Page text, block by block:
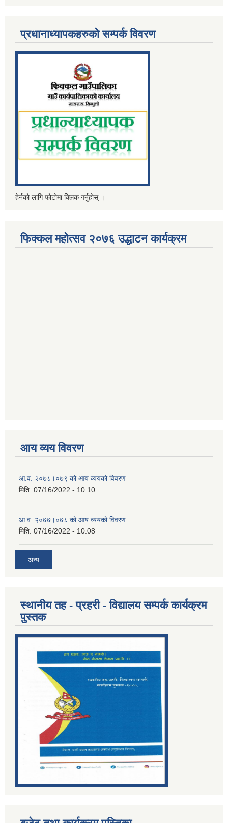
प्रधानाध्यापकहरुको सम्पर्क विवरण
हेर्नको लागि फोटोमा क्लिक गर्नुहोस् ।
फिक्कल महोत्सव २०७६ उद्धाटन कार्यक्रम
आय व्यय विवरण
आ.व. २०७८।०७९ को आय व्ययको विवरण
मिति: 07/16/2022 - 10:10
आ.व. २०७७।०७८ को आय व्ययको विवरण
मिति: 07/16/2022 - 10:08
अन्य
स्थानीय तह - प्रहरी - विद्यालय सम्पर्क कार्यक्रम
पुुस्तक